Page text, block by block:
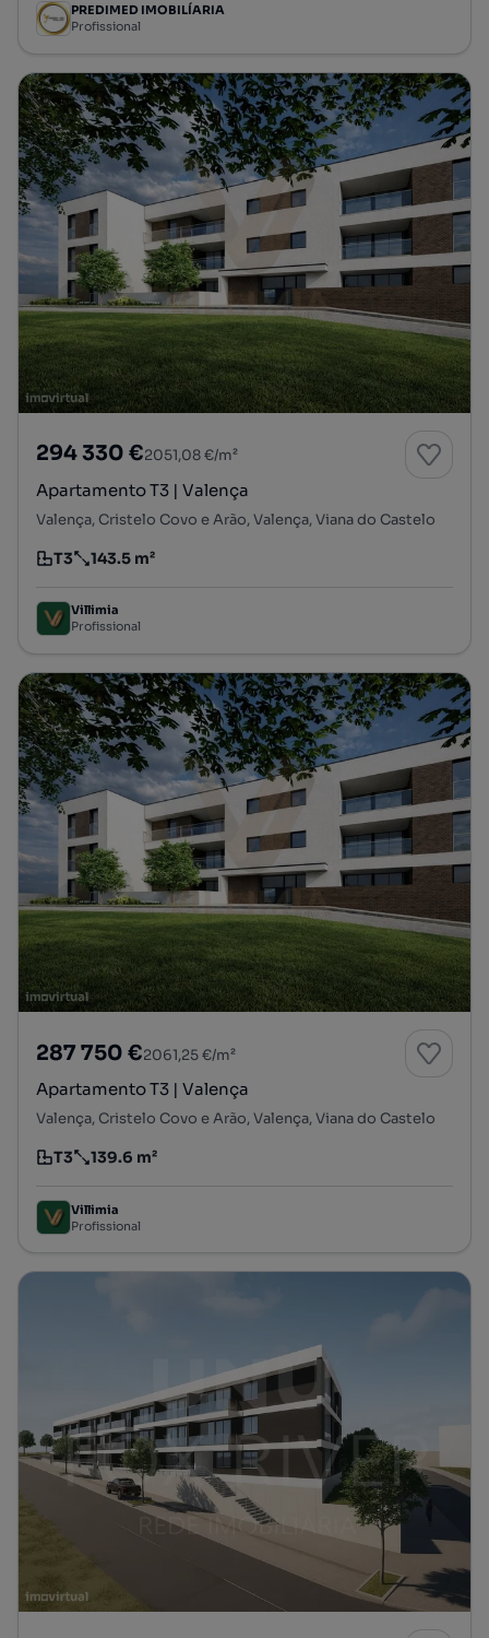
PREDIMED IMOBILÍARIA
Profissional
294 330 €2051,08 €/m²
Apartamento T3 | Valença
Valença, Cristelo Covo e Arão, Valença, Viana do Castelo
Tipologia
T3
Preço por metro quadrado
143.5 m²
Villimia
Profissional
287 750 €2061,25 €/m²
Apartamento T3 | Valença
Valença, Cristelo Covo e Arão, Valença, Viana do Castelo
Tipologia
T3
Preço por metro quadrado
139.6 m²
Villimia
Profissional